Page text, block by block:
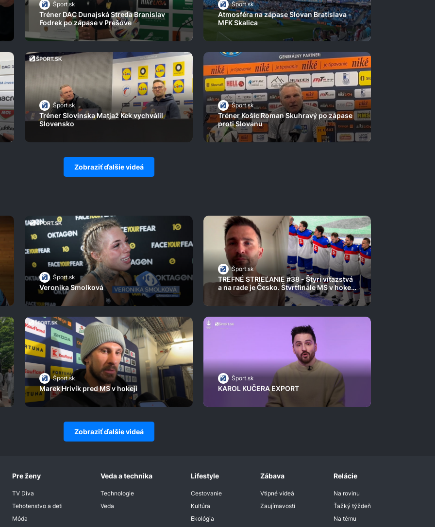
Šport.sk
Tréner DAC Dunajská Streda Branislav
Fodrek po zápase v Prešove
Šport.sk
Atmosféra na zápase Slovan Bratislava -
MFK Skalica
Šport.sk
Tréner Slovinska Matjaž Kek vychválil
Slovensko
Šport.sk
Tréner Košíc Roman Skuhravý po zápase
proti Slovanu
Zobraziť ďalšie videá
Šport.sk
Veronika Smolková
Šport.sk
TREFNÉ STRIEĽANIE #38 - Štyri víťazstvá
a na rade je Česko. Štvrťfinále MS v hokeji
je na dosah
Šport.sk
Marek Hrivík pred MS v hokeji
Šport.sk
KAROL KUČERA EXPORT
Zobraziť ďalšie videá
Pre ženy
TV Diva
Tehotenstvo a deti
Móda
Veda a technika
Technologie
Veda
Lifestyle
Cestovanie
Kultúra
Ekológia
Zábava
Vtipné videá
Zaujímavosti
Relácie
Na rovinu
Ťažký týždeň
Na tému